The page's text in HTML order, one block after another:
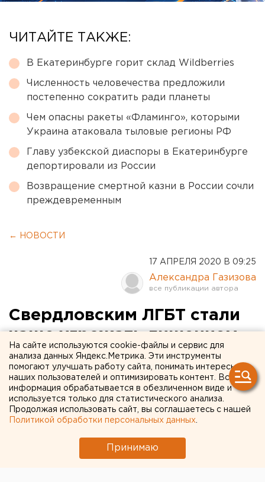
ЧИТАЙТЕ ТАКЖЕ:
В Екатеринбурге горит склад Wildberries
Численность человечества предложили
постепенно сократить ради планеты
Чем опасны ракеты «Фламинго», которыми
Украина атаковала тыловые регионы РФ
Главу узбекской диаспоры в Екатеринбурге
депортировали из России
Возвращение смертной казни в России сочли
преждевременным
← НОВОСТИ
17 АПРЕЛЯ 2020 В 09:25
Александра Газизова
Cвердловским ЛГБТ стали
чаще угрожать лишением
родительских прав
На сайте используются cookie-файлы и сервис для
анализа данных Яндекс.Метрика. Эти инструменты
помогают улучшать работу сайта, понимать интересы
наших пользователей и оптимизировать контент. Вся
информация обрабатывается в обезличенном виде и
используется только для статистического анализа.
Продолжая использовать сайт, вы соглашаетесь с нашей
Политикой обработки персональных данных
Принимаю